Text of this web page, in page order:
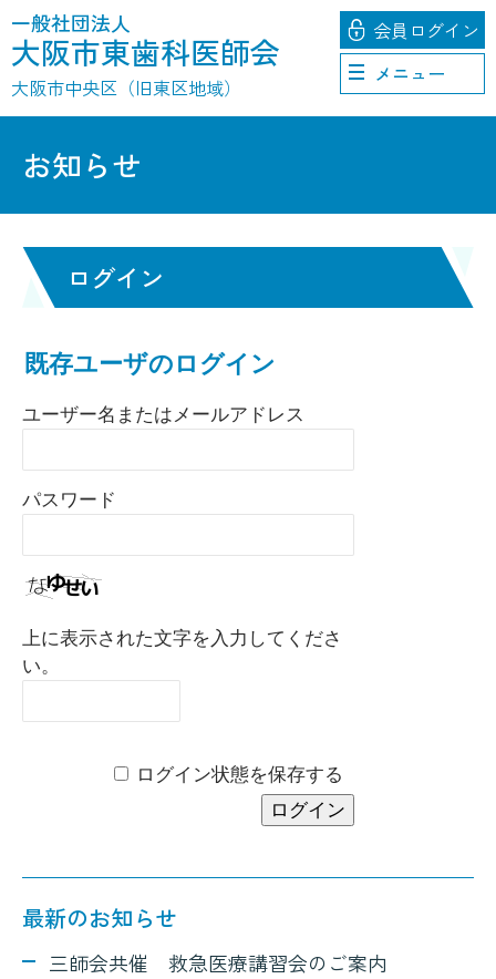
一般社団法人
大阪市東歯科医師会
大阪市中央区（旧東区地域）
会員 ログイン
メニュー
お知らせ
ログイン
既存ユーザのログイン
ユーザー名またはメールアドレス
パスワード
上に表示された文字を入力してくださ
い。
ログイン状態を保存する
最新のお知らせ
三師会共催 救急医療講習会のご案内